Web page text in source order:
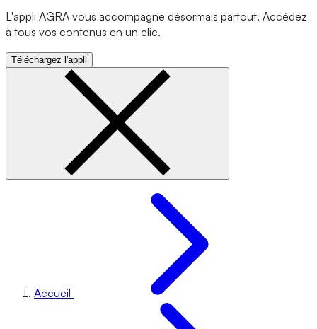
L'appli AGRA vous accompagne désormais partout. Accédez
à tous vos contenus en un clic.
Téléchargez l'appli
Accueil